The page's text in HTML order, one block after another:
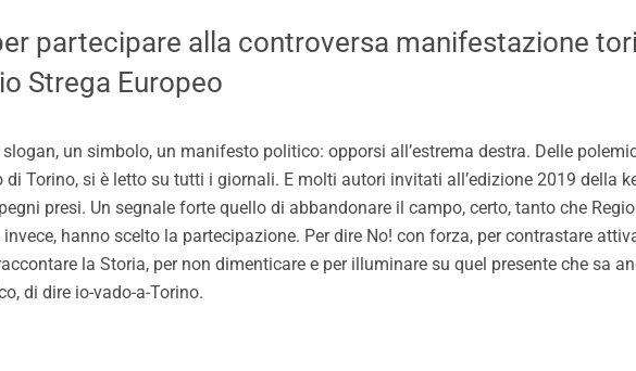
partecipare alla controversa manifestazione
Strega Europeo
un simbolo, un manifesto politico: opporsi all’estrema destra. Delle
Torino, si è letto su tutti i giornali. E molti autori invitati all’edizione 2019 della
presi. Un segnale forte quello di abbandonare il campo, certo, tanto che
hanno scelto la partecipazione. Per dire No! con forza, per contrastare
la Storia, per non dimenticare e per illuminare su quel presente che sa
di dire io-vado-a-Torino.